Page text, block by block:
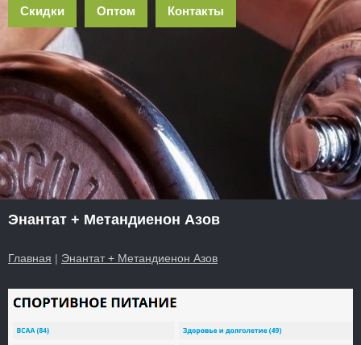
Скидки Оптом Контакты
Энантат + Метандиенон Азов
Главная | Энантат + Метандиенон Азов